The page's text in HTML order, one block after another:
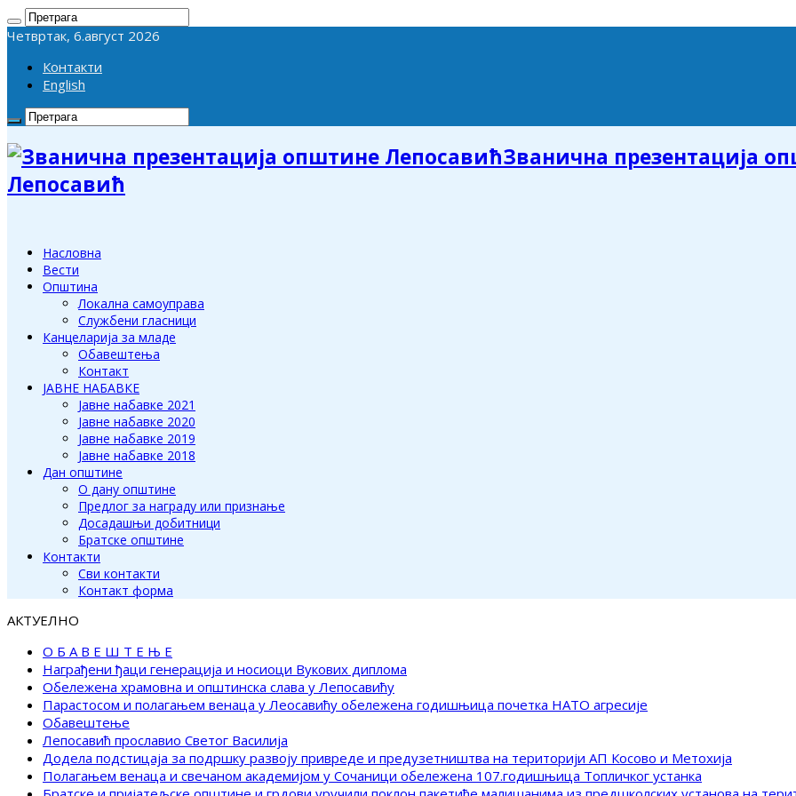
Четвртак, 6.август 2026
Контакти
English
Званична презентација
Лепосавић
Насловна
Вести
Општина
Локална самоуправа
Службени гласници
Канцеларија за младе
Обавештења
Контакт
ЈАВНЕ НАБАВКЕ
Јавне набавке 2021
Јавне набавке 2020
Јавне набавке 2019
Јавне набавке 2018
Дан општине
О дану општине
Предлог за награду или признање
Досадашњи добитници
Братске општине
Контакти
Сви контакти
Контакт форма
АКТУЕЛНО
О Б А В Е Ш Т Е Њ Е
Награђени ђаци генерација и носиоци Вукових диплома
Обележена храмовна и општинска слава у Лепосавићу
Парастосом и полагањем венаца у Леосавићу обележена годишњица почетка НАТО агресије
Обавештење
Лепосавић прославио Светог Василија
Додела подстицаја за подршку развоју привреде и предузетништва на територији АП Косово и Метохија
Полагањем венаца и свечаном академијом у Сочаници обележена 107.годишњица Топличког устанка